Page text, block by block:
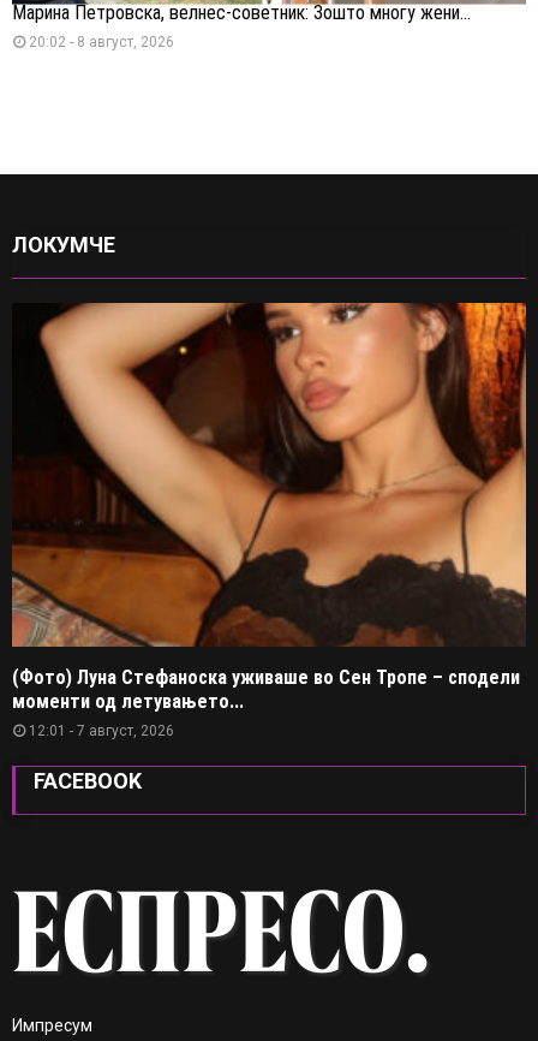
Марина Петровска, велнес-советник: Зошто многу жени...
20:02 - 8 август, 2026
ЛОКУМЧЕ
(Фото) Луна Стефаноска уживаше во Сен Тропе – сподели
моменти од летувањето...
12:01 - 7 август, 2026
FACEBOOK
Импресум